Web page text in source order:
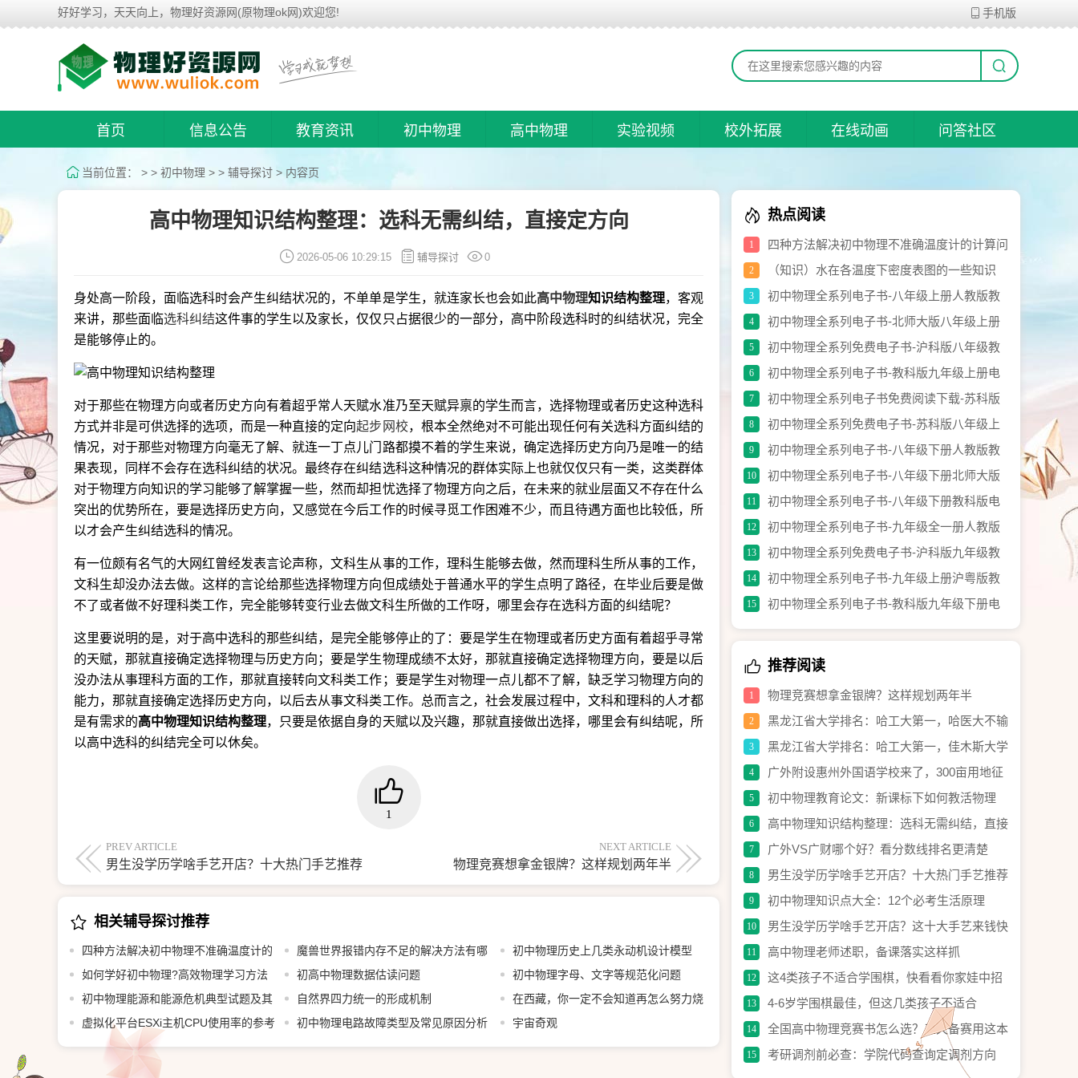
好好学习，天天向上，物理好资源网(原物理ok网)欢迎您! 手机版
首页 信息公告 教育资讯 初中物理 高中物理 实验视频 校外拓展 在线动画 问答社区
当前位置： > > 初中物理 > > 辅导探讨 > 内容页
高中物理知识结构整理：选科无需纠结，直接定方向
2026-05-06 10:29:15 辅导探讨 0
身处高一阶段，面临选科时会产生纠结状况的，不单单是学生，就连家长也会如此高中物理知识结构整理，客观
来讲，那些面临选科纠结这件事的学生以及家长，仅仅只占据很少的一部分，高中阶段选科时的纠结状况，完全
是能够停止的。
对于那些在物理方向或者历史方向有着超乎常人天赋水准乃至天赋异禀的学生而言，选择物理或者历史这种选科
方式并非是可供选择的选项，而是一种直接的定向起步网校，根本全然绝对不可能出现任何有关选科方面纠结的
情况，对于那些对物理方向毫无了解、就连一丁点儿门路都摸不着的学生来说，确定选择历史方向乃是唯一的结
果表现，同样不会存在选科纠结的状况。最终存在纠结选科这种情况的群体实际上也就仅仅只有一类，这类群体
对于物理方向知识的学习能够了解掌握一些，然而却担忧选择了物理方向之后，在未来的就业层面又不存在什么
突出的优势所在，要是选择历史方向，又感觉在今后工作的时候寻觅工作困难不少，而且待遇方面也比较低，所
以才会产生纠结选科的情况。
有一位颇有名气的大网红曾经发表言论声称，文科生从事的工作，理科生能够去做，然而理科生所从事的工作，
文科生却没办法去做。这样的言论给那些选择物理方向但成绩处于普通水平的学生点明了路径，在毕业后要是做
不了或者做不好理科类工作，完全能够转变行业去做文科生所做的工作呀，哪里会存在选科方面的纠结呢？
这里要说明的是，对于高中选科的那些纠结，是完全能够停止的了：要是学生在物理或者历史方面有着超乎寻常
的天赋，那就直接确定选择物理与历史方向；要是学生物理成绩不太好，那就直接确定选择物理方向，要是以后
没办法从事理科方面的工作，那就直接转向文科类工作；要是学生对物理一点儿都不了解，缺乏学习物理方向的
能力，那就直接确定选择历史方向，以后去从事文科类工作。总而言之，社会发展过程中，文科和理科的人才都
是有需求的高中物理知识结构整理，只要是依据自身的天赋以及兴趣，那就直接做出选择，哪里会有纠结呢，所
以高中选科的纠结完全可以休矣。
1
PREV ARTICLE
男生没学历学啥手艺开店？十大热门手艺推荐
NEXT ARTICLE
物理竞赛想拿金银牌？这样规划两年半
相关辅导探讨推荐
四种方法解决初中物理不准确温度计的
计算问题
魔兽世界报错内存不足的解决方法有哪
些？
初中物理历史上几类永动机设计模型
如何学好初中物理?高效物理学习方法
总结!
初高中物理数据估读问题
初中物理字母、文字等规范化问题
初中物理能源和能源危机典型试题及其
参考答案
自然界四力统一的形成机制
在西藏，你一定不会知道再怎么努力烧
一壶开水
虚拟化平台ESXi主机CPU使用率的参考
价值有多大？
初中物理电路故障类型及常见原因分析 宇宙奇观
热点阅读
1
四种方法解决初中物理不准确温度计的计算问
题
2 （知识）水在各温度下密度表图的一些知识
3
初中物理全系列电子书-八年级上册人教版教
材（修订版）.pdf
4
初中物理全系列电子书-北师大版八年级上册
电子书.pdf
5
初中物理全系列免费电子书-沪科版八年级教
材电子书.pdf
6
初中物理全系列电子书-教科版九年级上册电
子教材.pdf
7
初中物理全系列电子书免费阅读下载-苏科版
九年级上册.pdf
8
初中物理全系列免费电子书-苏科版八年级上
册教材电子书.pdf
9
初中物理全系列电子书-八年级下册人教版教
材（修订版）.pdf
10
初中物理全系列电子书-八年级下册北师大版
电子课本.pdf
11
初中物理全系列电子书-八年级下册教科版电
子教材.pdf
12
初中物理全系列电子书-九年级全一册人教版
教材（修订版）.pdf
13
初中物理全系列免费电子书-沪科版九年级教
材电子书.pdf
14
初中物理全系列电子书-九年级上册沪粤版教
材.pdf
15
初中物理全系列电子书-教科版九年级下册电
子书.pdf
推荐阅读
1 物理竞赛想拿金银牌？这样规划两年半
2
黑龙江省大学排名：哈工大第一，哈医大不输
211
3
黑龙江省大学排名：哈工大第一，佳木斯大学
靠医疗逆袭
4
广外附设惠州外国语学校来了，300亩用地征
迁启动
5 初中物理教育论文：新课标下如何教活物理
6
高中物理知识结构整理：选科无需纠结，直接
定方向
7 广外VS广财哪个好？看分数线排名更清楚
8 男生没学历学啥手艺开店？十大热门手艺推荐
9 初中物理知识点大全：12个必考生活原理
10 男生没学历学啥手艺开店？这十大手艺来钱快
11 高中物理老师述职，备课落实这样抓
12
这4类孩子不适合学围棋，快看看你家娃中招
没
13 4-6岁学围棋最佳，但这几类孩子不适合
14 全国高中物理竞赛书怎么选？三天备赛用这本
15 考研调剂前必查：学院代码查询定调剂方向